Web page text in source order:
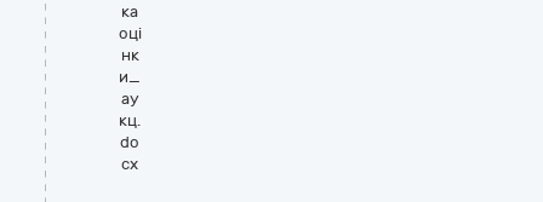
ка
оці
нк
и_
ау
кц.
do
cx